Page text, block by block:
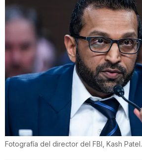
Fotografía del director del FBI, Kash Patel.